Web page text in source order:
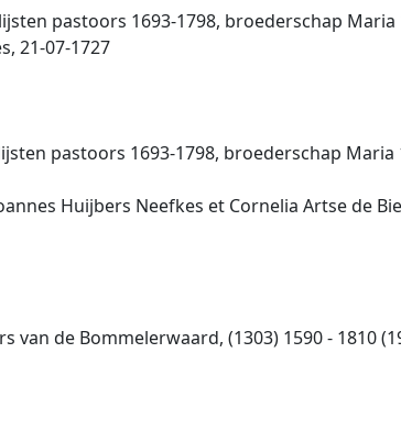
pastoors 1693-1798, broederschap
21-07-1727
pastoors 1693-1798, broederschap
Huijbers Neefkes et Cornelia Artse de
de Bommelerwaard, (1303) 1590 - 1810